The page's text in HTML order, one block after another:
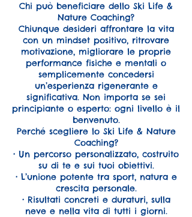
Chi può beneficiare dello Ski Life &
Nature Coaching?
Chiunque desideri affrontare la vita
con un mindset positivo, ritrovare
motivazione, migliorare le proprie
performance fisiche e mentali o
semplicemente concedersi
un’esperienza rigenerante e
significativa. Non importa se sei
principiante o esperto: ogni livello è il
benvenuto.
Perché scegliere lo Ski Life & Nature
Coaching?
• Un percorso personalizzato, costruito
su di te e sui tuoi obiettivi.
• L’unione potente tra sport, natura e
crescita personale.
• Risultati concreti e duraturi, sulla
neve e nella vita di tutti i giorni.